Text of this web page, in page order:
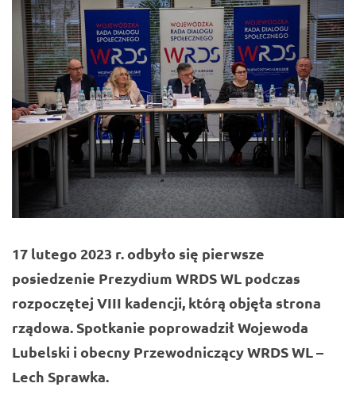
17 lutego 2023 r. odbyło się pierwsze
posiedzenie Prezydium WRDS WL podczas
rozpoczętej VIII kadencji, którą objęła strona
rządowa. Spotkanie poprowadził Wojewoda
Lubelski i obecny Przewodniczący WRDS WL –
Lech Sprawka.